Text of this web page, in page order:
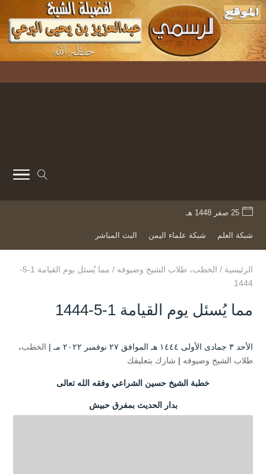
25 صفر 1448 هـ
شبكة العلم شبكة علماء اليمن البث المباشر
الرئيسية / الخطب، طلاب الشيخ وضيوفه /
مما يُسئل يوم القيامة 1-5-
1444
مما يُسئل يوم القيامة 1-5-1444
الأحد ۳ جمادى الأولى ۱٤٤٤ هـ الموافق ۲۷ نوفمبر ۲۰۲۲ مـ | الخطب،
طلاب الشيخ وضيوفه | شارك بتعليقك
خطبة الشيخ حسين الشراعي وفقه الله تعالى
بدار الحديث بمفرق حبيش